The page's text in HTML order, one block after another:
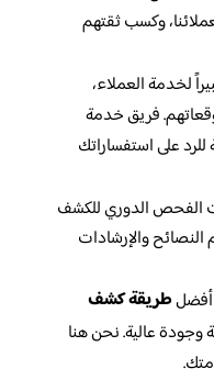
وكسب ثقتهم
لخدمة العملاء،
فريق خدمة
على استفساراتك
الفحص الدوري للكشف
النصائح والإرشادات
أفضلطريقة كشف
وجودة عالية. نحن هنا